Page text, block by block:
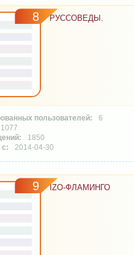
8 РУССОВЕДЫ.
6
1077
1850
2014-04-30
9 IZO-ФЛАМИНГО